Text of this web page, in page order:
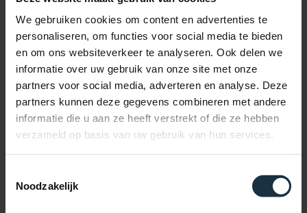
We gebruiken cookies om content en advertenties te
personaliseren, om functies voor social media te bieden
en om ons websiteverkeer te analyseren. Ook delen we
informatie over uw gebruik van onze site met onze
partners voor social media, adverteren en analyse. Deze
partners kunnen deze gegevens combineren met andere
informatie die u aan ze heeft verstrekt of die ze hebben
verzameld op basis van uw gebruik van hun services.
Noodzakelijk
Start your marketing adventure
Over ons
Blog
Jobs
Nederlands
facebook
linkedin
instagram
tiktok